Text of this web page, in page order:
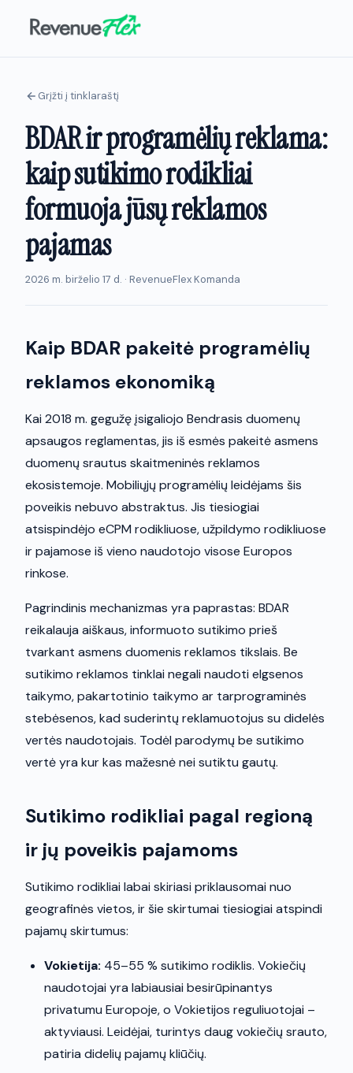
Grįžti į tinklaraštį
BDAR ir programėlių reklama:
kaip sutikimo rodikliai
formuoja jūsų reklamos
pajamas
2026 m. birželio 17 d. · RevenueFlex Komanda
Kaip BDAR pakeitė programėlių
reklamos ekonomiką
Kai 2018 m. gegužę įsigaliojo Bendrasis duomenų
apsaugos reglamentas, jis iš esmės pakeitė asmens
duomenų srautus skaitmeninės reklamos
ekosistemoje. Mobiliųjų programėlių leidėjams šis
poveikis nebuvo abstraktus. Jis tiesiogiai
atsispindėjo eCPM rodikliuose, užpildymo rodikliuose
ir pajamose iš vieno naudotojo visose Europos
rinkose.
Pagrindinis mechanizmas yra paprastas: BDAR
reikalauja aiškaus, informuoto sutikimo prieš
tvarkant asmens duomenis reklamos tikslais. Be
sutikimo reklamos tinklai negali naudoti elgsenos
taikymo, pakartotinio taikymo ar tarprograminės
stebėsenos, kad suderintų reklamuotojus su didelės
vertės naudotojais. Todėl parodymų be sutikimo
vertė yra kur kas mažesnė nei sutiktu gautų.
Sutikimo rodikliai pagal regioną
ir jų poveikis pajamoms
Sutikimo rodikliai labai skiriasi priklausomai nuo
geografinės vietos, ir šie skirtumai tiesiogiai atspindi
pajamų skirtumus:
Vokietija: 45–55 % sutikimo rodiklis. Vokiečių
naudotojai yra labiausiai besirūpinantys
privatumu Europoje, o Vokietijos reguliuotojai –
aktyviausi. Leidėjai, turintys daug vokiečių srauto,
patiria didelių pajamų kliūčių.